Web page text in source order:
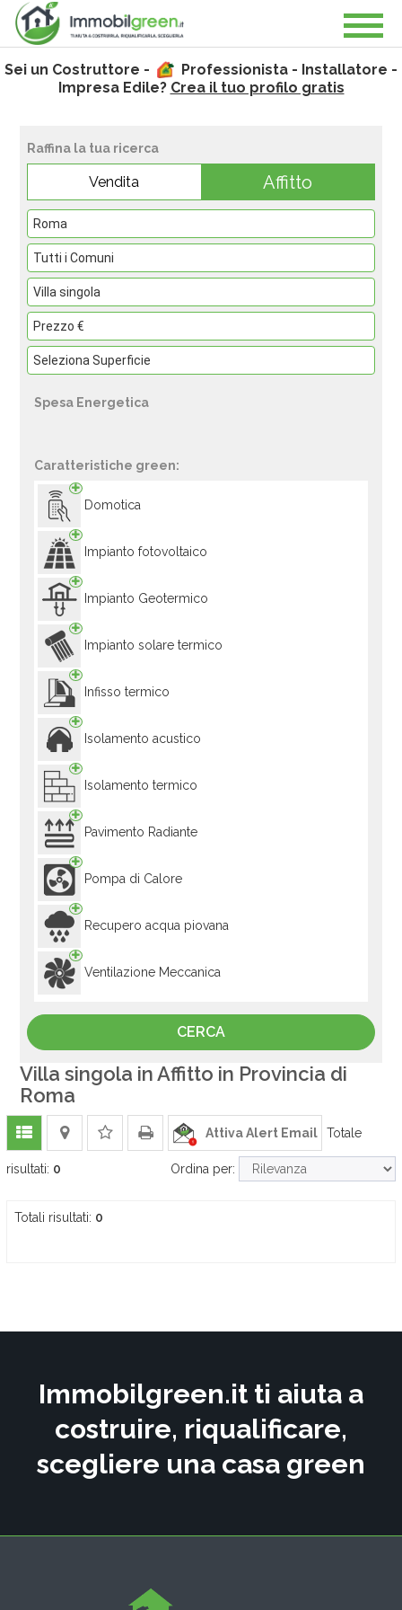
Sei un Costruttore -
Professionista - Installatore -
Impresa Edile? Crea il tuo profilo gratis
Raffina la tua ricerca
Vendita Affitto
Spesa Energetica
Caratteristiche green:
Domotica
Impianto fotovoltaico
Impianto Geotermico
Impianto solare termico
Infisso termico
Isolamento acustico
Isolamento termico
Pavimento Radiante
Pompa di Calore
Recupero acqua piovana
Ventilazione Meccanica
Villa singola in Affitto in Provincia di
Roma
Attiva Alert Email Totale
risultati: 0 Ordina per:
Totali risultati: 0
Immobilgreen.it ti aiuta a
costruire, riqualificare,
scegliere una casa green